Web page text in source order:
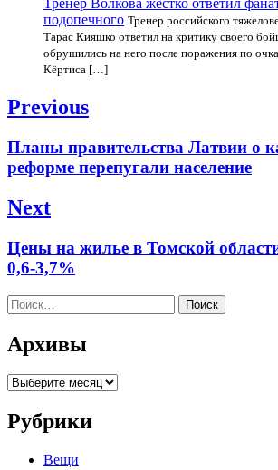
Тренер Волкова жёстко ответил
подопечного Тренер российского
Тарас Кияшко ответил на критику своего
обрушились на него после поражения по
Кёртиса […]
Навигация
записям
Previous
Previous
post:
Планы правительства Латвии о
реформе перепугали население
Next
Next
post:
Цены на жилье в Томской
0,6-3,7%
Найти:
Архивы
Архивы
Рубрики
Вещи